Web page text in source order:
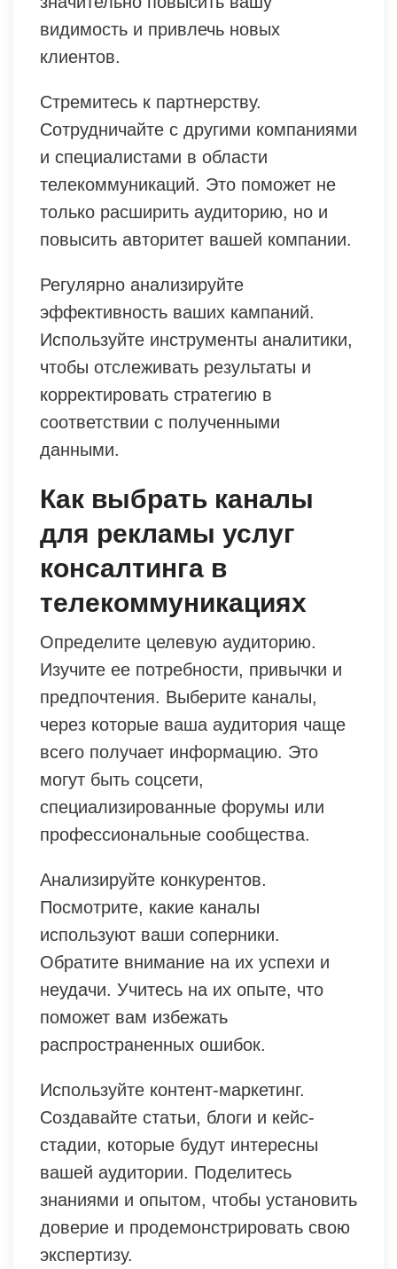
видимость и привлечь новых
клиентов.
Стремитесь к партнерству.
Сотрудничайте с другими компаниями
и специалистами в области
телекоммуникаций. Это поможет не
только расширить аудиторию, но и
повысить авторитет вашей компании.
Регулярно анализируйте
эффективность ваших кампаний.
Используйте инструменты аналитики,
чтобы отслеживать результаты и
корректировать стратегию в
соответствии с полученными
данными.
Как выбрать каналы
для рекламы услуг
консалтинга в
телекоммуникациях
Определите целевую аудиторию.
Изучите ее потребности, привычки и
предпочтения. Выберите каналы,
через которые ваша аудитория чаще
всего получает информацию. Это
могут быть соцсети,
специализированные форумы или
профессиональные сообщества.
Анализируйте конкурентов.
Посмотрите, какие каналы
используют ваши соперники.
Обратите внимание на их успехи и
неудачи. Учитесь на их опыте, что
поможет вам избежать
распространенных ошибок.
Используйте контент-маркетинг.
Создавайте статьи, блоги и кейс-
стадии, которые будут интересны
вашей аудитории. Поделитесь
знаниями и опытом, чтобы установить
доверие и продемонстрировать свою
экспертизу.